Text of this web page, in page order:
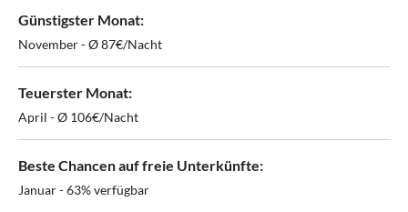
Günstigster Monat:
November - Ø 87€/Nacht
Teuerster Monat:
April - Ø 106€/Nacht
Beste Chancen auf freie Unterkünfte:
Januar - 63% verfügbar